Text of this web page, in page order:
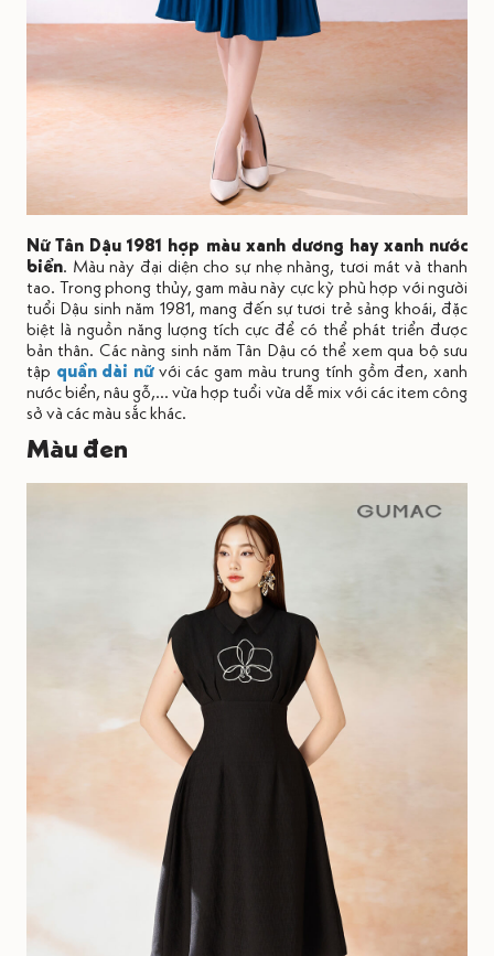
Nữ Tân Dậu 1981 hợp màu xanh dương hay xanh nước
biển. Màu này đại diện cho sự nhẹ nhàng, tươi mát và thanh
tao. Trong phong thủy, gam màu này cực kỳ phù hợp với người
tuổi Dậu sinh năm 1981, mang đến sự tươi trẻ sảng khoái, đặc
biệt là nguồn năng lượng tích cực để có thể phát triển được
bản thân. Các nàng sinh năm Tân Dậu có thể xem qua bộ sưu
tập quần dài nữvới các gam màu trung tính gồm đen, xanh
nước biển, nâu gỗ,... vừa hợp tuổi vừa dễ mix với các item công
sở và các màu sắc khác.
Màu đen